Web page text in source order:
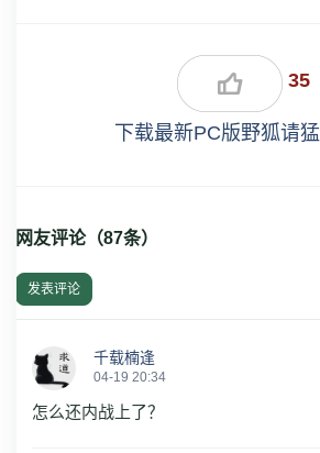
35
下载最新PC版野狐请
网友评论（87条）
发表评论
千载楠逢
04-19 20:34
怎么还内战上了？